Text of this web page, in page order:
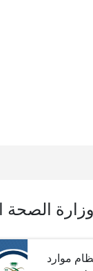
وزارة الصحة
موارد